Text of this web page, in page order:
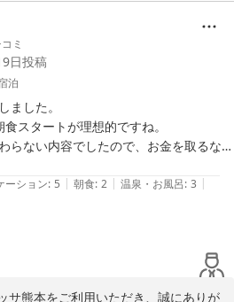
ッド、広めのバス・トイレ、立地面に
ご様子を拝見し、大変光栄に存じま
る際は必ずお世話になろうと思ってい
、スタッフ一同大変励みになります。
さいませ。心を込めてご用意してお
適にお過ごしいただけるよう努めて
等がございましたらお気軽にお知らせ
よりお待ち申し上げております。
ミ
日投稿
泊
ました。
スタートが理想的ですね。
らない内容でしたので、お金を取るなら
いのかなと感じました。
分ないので、来年またマラソンに当選し
うと思います。
ーション: 5 | 朝食: 2 | 温泉・お風呂: 3 |
サ熊本をご利用いただき、誠にありが